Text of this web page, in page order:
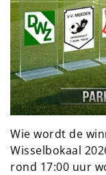
Wie wordt de
Wisselbokaal
rond 17:00 uur